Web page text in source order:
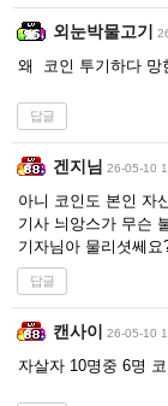
외눈박물고기
왜 코인 투기하다 망
답글
겐지님 26-05-10
아니 코인도 본인 자
기사 늬앙스가 무슨
기자님아 물리셧쎄요
답글
캔사이 26-05-10
자살자 10명중 6명